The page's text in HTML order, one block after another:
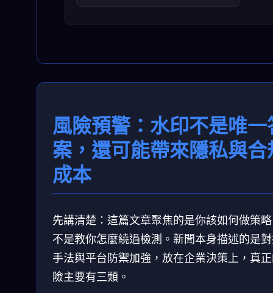
風險預警：水印不是唯一
案，還可能帶來隱私與合
成本
先講清楚：這篇文章聚焦的是你該如何做策
不是教你怎麼繞過檢測。新聞本身描述的是
手法與平台防禦加強，放在企業決策上，真
險主要有三類。